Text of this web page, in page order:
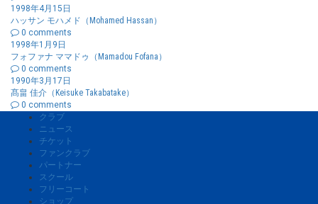
1998年4月15日
ハッサン モハメド（Mohamed Hassan）
0 comments
1998年1月9日
フォファナ ママドゥ（Mamadou Fofana）
0 comments
1990年3月17日
髙畠 佳介（Keisuke Takabatake）
0 comments
クラブ
ニュース
チケット
ファンクラブ
パートナー
スクール
フリーコート
ショップ